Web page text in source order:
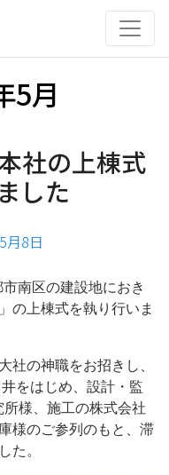
5月
社の上棟式
した
月8日
南区の建設地におき
の上棟式を執り行いま
社の神職をお招きし、
をはじめ、設計・監
様、施工の株式会社
様のご参列のもと、滞
た。